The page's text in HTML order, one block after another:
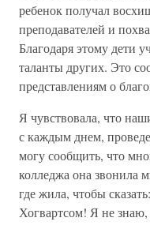
ребенок получал
преподавателей и
Благодаря этому дети
таланты других. Это
представлениям о
Я чувствовала, что
с каждым днем,
могу сообщить, что
колледжа она звонила
где жила, чтобы
Хогвартсом! Я не знаю,